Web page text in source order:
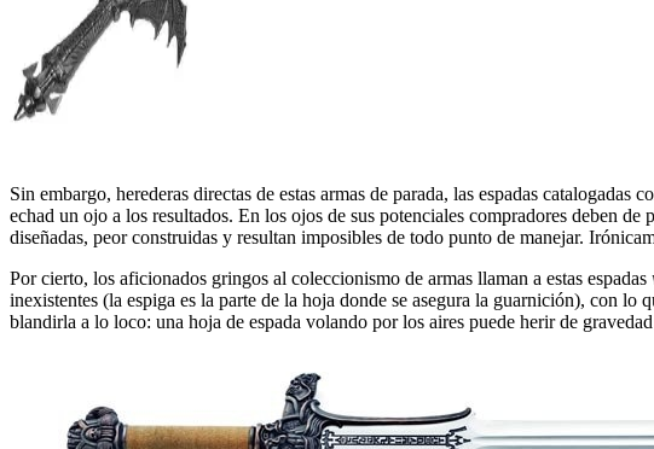
Sin embargo, herederas directas de estas armas de parada, las espadas
echad un ojo a los resultados. En los ojos de sus potenciales compradores deben
diseñadas, peor construidas y resultan imposibles de todo punto de manejar.
Por cierto, los aficionados gringos al coleccionismo de armas llaman a estas espadas
inexistentes (la espiga es la parte de la hoja donde se asegura la guarnición), con lo
blandirla a lo loco: una hoja de espada volando por los aires puede herir de